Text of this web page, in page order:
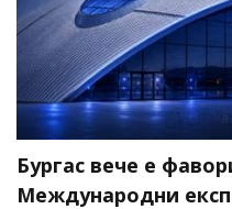
Бургас вече е
Международни